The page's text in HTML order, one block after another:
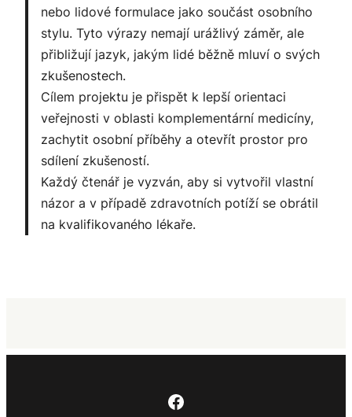
nebo lidové formulace jako součást osobního
stylu. Tyto výrazy nemají urážlivý záměr, ale
přibližují jazyk, jakým lidé běžně mluví o svých
zkušenostech.
Cílem projektu je přispět k lepší orientaci
veřejnosti v oblasti komplementární medicíny,
zachytit osobní příběhy a otevřít prostor pro
sdílení zkušeností.
Každý čtenář je vyzván, aby si vytvořil vlastní
názor a v případě zdravotních potíží se obrátil
na kvalifikovaného lékaře.
Facebook